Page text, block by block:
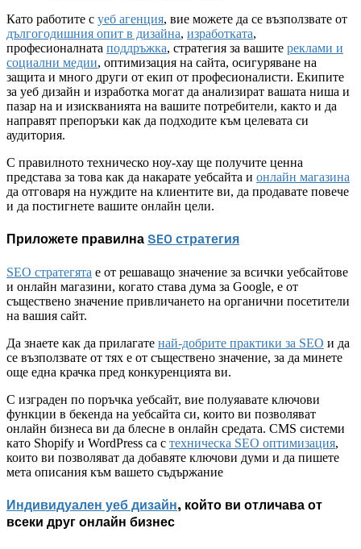
Като работите с уеб агенция, вие можете да се възползвате от
дългогодишния опит в дизайна, изработката,
професионалната поддръжка, стратегия за вашите реклами и
социални медии, оптимизация на сайта, осигуряване на
защита и много други от екип от професионалисти. Екипите
за уеб дизайн и изработка могат да анализират вашата ниша и
пазар на и изискванията на вашите потребители, както и да
направят препоръки как да подходите към целевата си
аудитория.
С правилното техническо ноу-хау ще получите ценна
представа за това как да накарате уебсайта и онлайн магазина
да отговаря на нуждите на клиентите ви, да продавате повече
и да постигнете вашите онлайн цели.
Приложете правилна SEO стратегия
SEO стратегята е от решаващо значение за всички уебсайтове
и онлайн магазини, когато става дума за Google, е от
съществено значение привличането на органични посетители
на вашия сайт.
Да знаете как да прилагате най-добрите практики за SEO и да
се възползвате от тях е от съществено значение, за да минете
още една крачка пред конкуренцията ви.
С изграден по поръчка уебсайт, вие полуяавате ключови
функции в бекенда на уебсайта си, които ви позволяват
онлайн бизнеса ви да блесне в онлайн средата. CMS системи
като Shopify и WordPress са с техническа SEO оптимизация,
които ви позволяват да добавяте ключови думи и да пишете
мета описания към вашето съдържание
Индивидуален уеб дизайн, който ви отличава от
всеки друг онлайн бизнес